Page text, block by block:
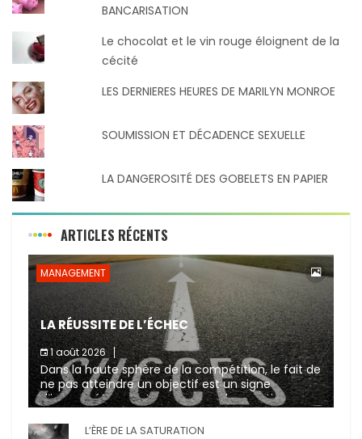
BANCARISATION
Le chocolat et le vin rouge éloignent de la
cécité
LES DERNIERES HEURES DE MARILYN MONROE
SOUMISSION ET DÉCADENCE SEXUELLE
LA DANGEROSITÉ DES GOBELETS EN PAPIER
ARTICLES RÉCENTS
MANAGEMENT
LA RÉUSSITE DE L’ÉCHEC
1 août 2026
Dans la haute sphère de la compétition, le fait de
ne pas atteindre un objectif est un signe
d’incompétence et une source de sanctions
diverses (avertissement, […]
L’ÈRE DE LA SATURATION